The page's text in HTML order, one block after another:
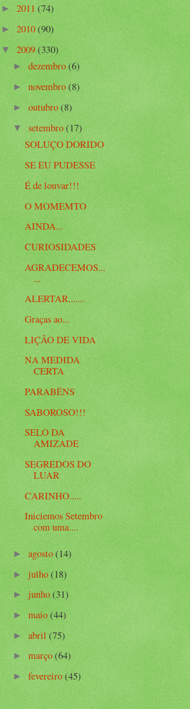
►2011(74)
►2010(90)
▼2009(330)
►dezembro(6)
►novembro(8)
►outubro(8)
▼setembro(17)
SOLUÇO DORIDO
SE EU PUDESSE
É de louvar!!!
O MOMEMTO
AINDA...
CURIOSIDADES
AGRADECEMOS...
...
ALERTAR.......
Graças ao...
LIÇÃO DE VIDA
NA MEDIDA
CERTA
PARABÉNS
SABOROSO!!!
SELO DA
AMIZADE
SEGREDOS DO
LUAR
CARINHO.....
Iniciemos Setembro
com uma....
►agosto(14)
►julho(18)
►junho(31)
►maio(44)
►abril(75)
►março(64)
►fevereiro(45)